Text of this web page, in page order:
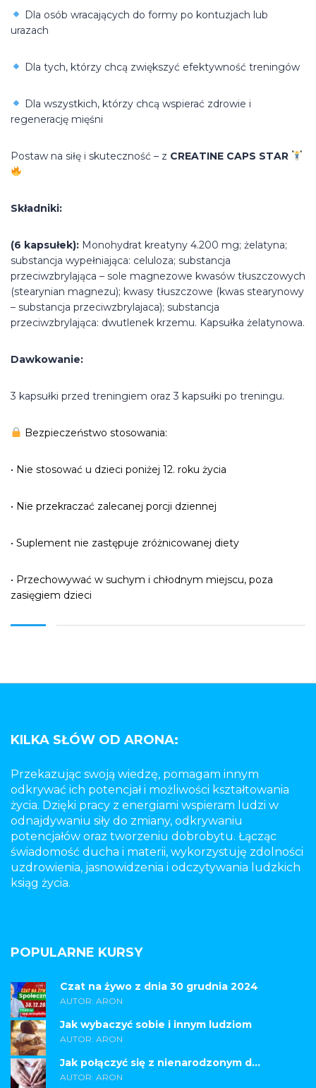
Dla osób wracających do formy po kontuzjach lub
urazach
Dla tych, którzy chcą zwiększyć efektywność treningów
Dla wszystkich, którzy chcą wspierać zdrowie i
regenerację mięśni
Postaw na siłę i skuteczność – z CREATINE CAPS STAR
Składniki:
(6 kapsułek): Monohydrat kreatyny 4.200 mg; żelatyna;
substancja wypełniająca: celuloza; substancja
przeciwzbrylająca – sole magnezowe kwasów tłuszczowych
(stearynian magnezu); kwasy tłuszczowe (kwas stearynowy
– substancja przeciwzbrylajaca); substancja
przeciwzbrylająca: dwutlenek krzemu. Kapsułka żelatynowa.
Dawkowanie:
3 kapsułki przed treningiem oraz 3 kapsułki po treningu.
Bezpieczeństwo stosowania:
• Nie stosować u dzieci poniżej 12. roku życia
• Nie przekraczać zalecanej porcji dziennej
• Suplement nie zastępuje zróżnicowanej diety
• Przechowywać w suchym i chłodnym miejscu, poza
zasięgiem dzieci
KILKA SŁÓW OD ARONA:
Przekazując swoją wiedzę, pomagam innym
odkrywać ich potencjał i możliwości kształtowania
życia. Dzięki pracy z energiami wspieram ludzi w
odnajdywaniu siły do zmiany, odkrywaniu
potencjałów oraz tworzeniu dobrobytu. Łącząc
świadomość ducha i materii, wykorzystuję zdolności
uzdrowienia, jasnowidzenia i odczytywania ludzkich
ksiąg życia.
POPULARNE KURSY
Czat na żywo z dnia 30 grudnia 2024
AUTOR: ARON
Jak wybaczyć sobie i innym ludziom
AUTOR: ARON
Jak połączyć się z nienarodzonym d...
AUTOR: ARON